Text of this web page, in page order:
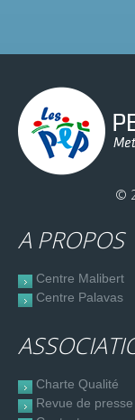
©
A PROPOS
Centre Malibert
Centre Palavas
Charte Qualité
Revue de presse